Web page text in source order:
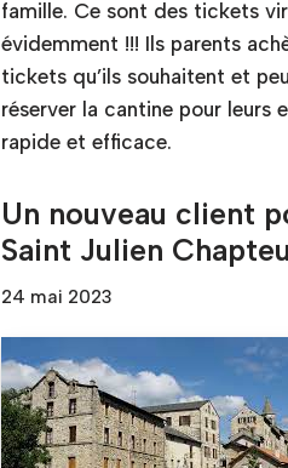
famille. Ce sont des tickets
évidemment !!! Ils parents
tickets qu’ils souhaitent et
réserver la cantine pour leurs
rapide et efficace.
Un nouveau client
Saint Julien
24 mai 2023